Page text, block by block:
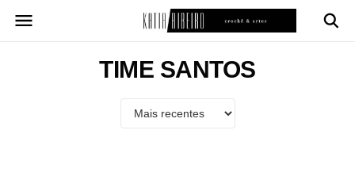
para
TIME SANTOS